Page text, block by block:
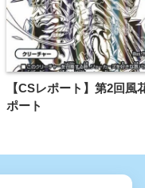
【CSレポート】第2回
ポート